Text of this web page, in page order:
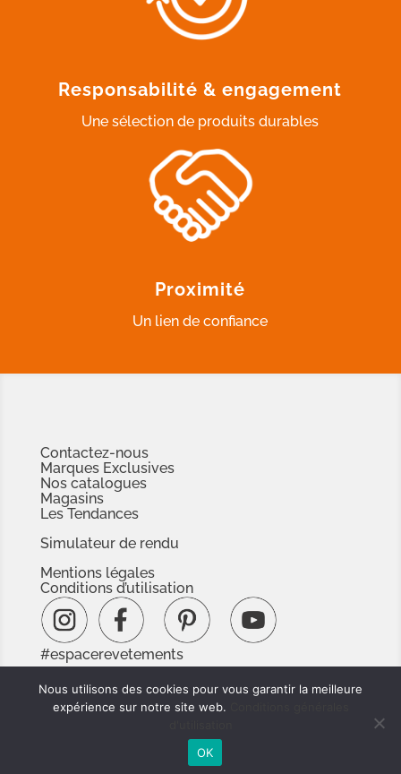
Responsabilité & engagement
Une sélection de produits durables
Proximité
Un lien de confiance
Contactez-nous
Marques Exclusives
Nos catalogues
Magasins
Les Tendances
Simulateur de rendu
Mentions légales
Conditions d’utilisation
#espacerevetements
www.espacedoc.fr
www.signnaturedexception.com
Nous utilisons des cookies pour vous garantir la meilleure
expérience sur notre site web.
OK